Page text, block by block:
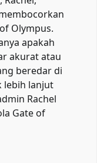
Olympus.
apakah
akurat atau
beredar di
lebih lanjut
Rachel
Gate of